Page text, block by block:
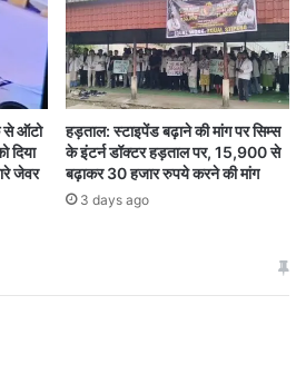
से ऑटो
दिया
जेवर
हड़ताल: स्टाइपेंड बढ़ाने की मांग पर सिम्स
के इंटर्न डॉक्टर हड़ताल पर, 15,900 से
बढ़ाकर 30 हजार रुपये करने की मांग
3 days ago
खाई में धक्का… आरोपियों ने